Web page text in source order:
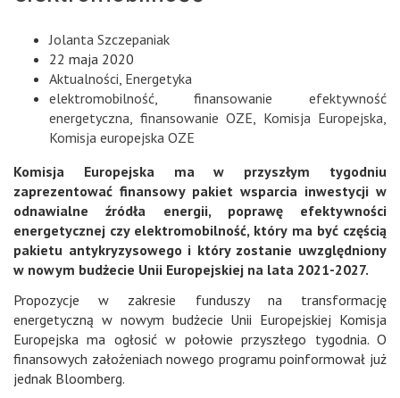
Jolanta Szczepaniak
22 maja 2020
Aktualności Energetyka
elektromobilność
finansowanie efektywność
energetyczna
finansowanie OZE Komisja Europejska
Komisja europejska OZE
Komisja Europejska ma w przyszłym tygodniu
zaprezentować finansowy pakiet wsparcia inwestycji w
odnawialne źródła energii, poprawę efektywności
energetycznej czy elektromobilność, który ma być częścią
pakietu antykryzysowego i który zostanie uwzględniony
w nowym budżecie Unii Europejskiej na lata 2021-2027.
Propozycje w zakresie funduszy na transformację
energetyczną w nowym budżecie Unii Europejskiej Komisja
Europejska ma ogłosić w połowie przyszłego tygodnia. O
finansowych założeniach nowego programu poinformował już
jednak Bloomberg.